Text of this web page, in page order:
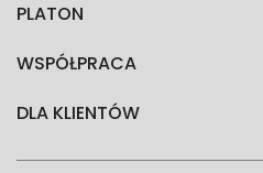
PLATON
WSPÓŁPRACA
DLA KLIENTÓW